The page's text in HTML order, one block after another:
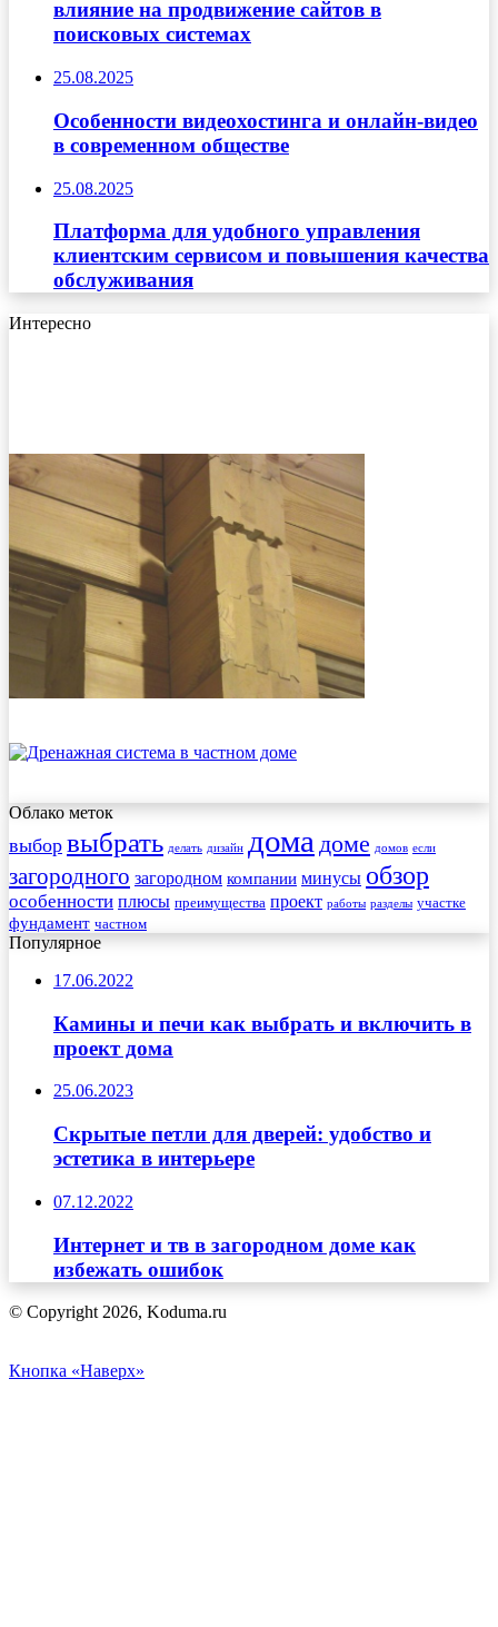
влияние на продвижение сайтов в
поисковых системах
25.08.2025
Особенности видеохостинга и онлайн-видео
в современном обществе
25.08.2025
Платформа для удобного управления
клиентским сервисом и повышения качества
обслуживания
Интересно
Облако меток
выбор выбрать делать дизайн дома доме домов если
загородного загородном компании минусы обзор
особенности плюсы преимущества проект работы разделы участке
фундамент частном
Популярное
17.06.2022
Камины и печи как выбрать и включить в
проект дома
25.06.2023
Скрытые петли для дверей: удобство и
эстетика в интерьере
07.12.2022
Интернет и тв в загородном доме как
избежать ошибок
© Copyright 2026, Koduma.ru
Кнопка «Наверх»